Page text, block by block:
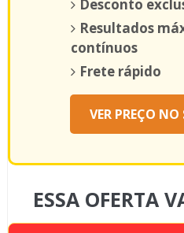
Desconto
Resultados
contínuos
Frete rápido
VER PREÇO
ESSA OFERTA